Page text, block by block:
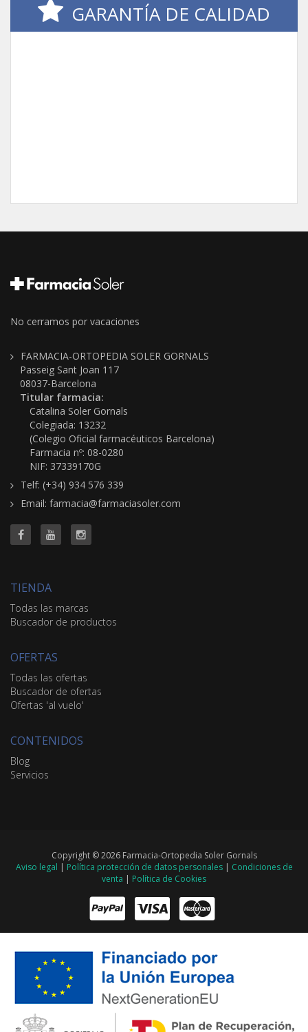
GARANTÍA DE CALIDAD
No cerramos por vacaciones
FARMACIA-ORTOPEDIA SOLER GORNALS
Passeig Sant Joan 117
08037-Barcelona
Titular farmacia:
Catalina Soler Gornals
Colegiada: 13232
(Colegio Oficial farmacéuticos Barcelona)
Farmacia nº: 08-0280
NIF: 37339170G
Telf: (+34) 934 576 339
Email: farmacia@farmaciasoler.com
TIENDA
Todas las marcas
Buscador de productos
OFERTAS
Todas las ofertas
Buscador de ofertas
Ofertas 'al vuelo'
CONTENIDOS
Blog
Servicios
Copyright © 2026 Farmacia-Ortopedia Soler Gornals
Aviso legal | Política protección de datos personales| Condiciones de
venta | Política de Cookies